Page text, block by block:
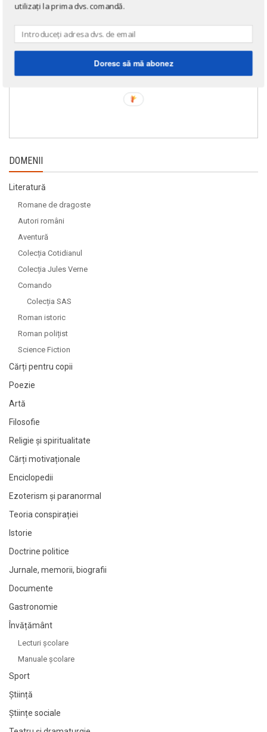
DOMENII
Literatură
Romane de dragoste
Autori români
Aventură
Colecția Cotidianul
Colecția Jules Verne
Comando
Colecția SAS
Roman istoric
Roman polițist
Science Fiction
Cărți pentru copii
Poezie
Artă
Filosofie
Religie și spiritualitate
Cărți motivaționale
Enciclopedii
Ezoterism și paranormal
Teoria conspirației
Istorie
Doctrine politice
Jurnale, memorii, biografii
Documente
Gastronomie
Învățământ
Lecturi şcolare
Manuale şcolare
Sport
Știință
Științe sociale
utilizați la prima dvs. comandă.
Doresc să mă abonez